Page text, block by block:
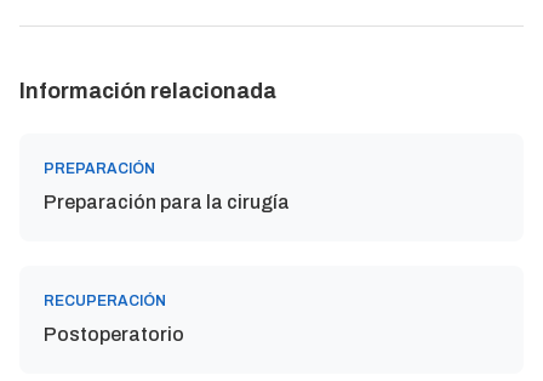
Información relacionada
PREPARACIÓN
Preparación para la cirugía
RECUPERACIÓN
Postoperatorio